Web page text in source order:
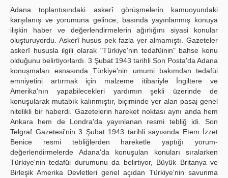
Adana toplantısındaki askerî görüşmelerin kamuoyundaki
karşılanış ve yorumuna gelince; basında yayınlanmış konuya
ilişkin haber ve değerlendirmelerin ağırlığını siyasi konular
oluşturuyordu. Askerî husus pek fazla yer almamıştı. Gazeteler
askerî hususla ilgili olarak "Türkiye'nin tedafüinin" bahse konu
olduğunu belirtiyorlardı. 3 Şubat 1943 tarihli Son Posta'da Adana
konuşmaları esnasında Türkiye'nin umumi bakımdan tedafüi
emniyetini artırmak için malzeme itibariyle İngiltere ve
Amerika'nın yapabilecekleri yardımın şekli üzerinde de
konuşularak mutabık kalınmıştır, biçiminde yer alan pasaj genel
nitelikli bir haberdi. Gazetelerin hareket noktası aynı anda hem
Ankara hem de Londra'da yayınlanan resmi tebliğ idi. Son
Telgraf Gazetesi'nin 3 Şubat 1943 tarihli sayısında Etem İzzet
Benice resmi tebliğlerden hareketle yaptığı yorum-
değerlendirmelerde Adana'da konuşulan konuları sıralarken
Türkiye'nin tedafüi durumunu da belirtiyor, Büyük Britanya ve
Birleşik Amerika Devletleri genel açıdan Türkiye'nin savunma